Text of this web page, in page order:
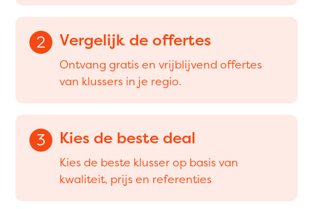
2 Vergelijk de offertes
Ontvang gratis en vrijblijvend offertes
van klussers in je regio.
3 Kies de beste deal
Kies de beste klusser op basis van
kwaliteit, prijs en referenties